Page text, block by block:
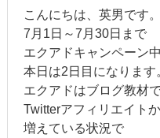
こんにちは、英男です。
7月1日～7月30日まで
エクアドキャンペーン中
本日は2日目になります
エクアドはブログ教材
Twitterアフィリエイト
増えている状況で